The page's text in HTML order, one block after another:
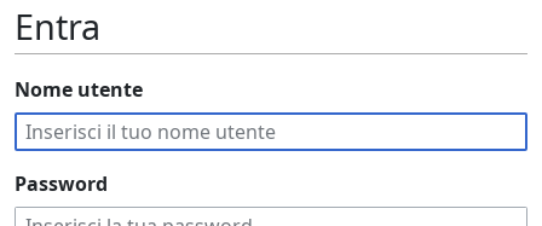
Entra
Nome utente
Password